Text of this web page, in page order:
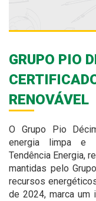
GRUPO PIO
RENOVÁVEL
O Grupo Pio
energia limpa e
Tendência Energia,
mantidas pelo
recursos
de 2024, marca um